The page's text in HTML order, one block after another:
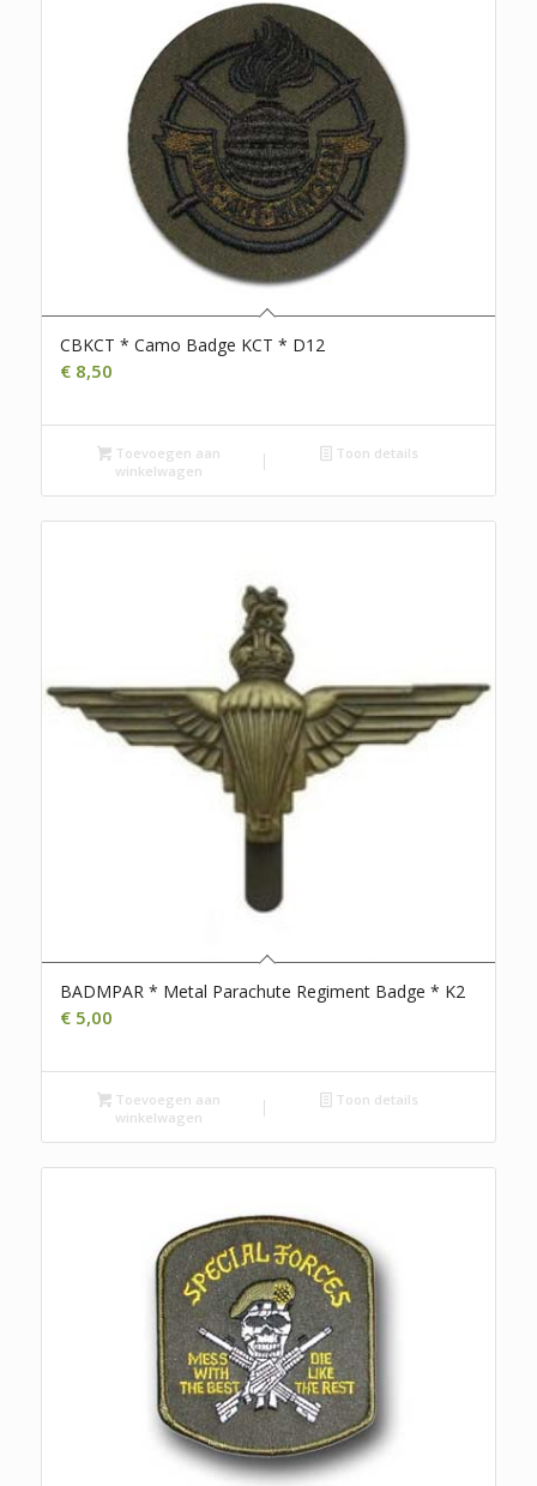
CBKCT * Camo Badge KCT * D12
€8,50
Toevoegen aan
winkelwagen
Toon details
BADMPAR * Metal Parachute Regiment Badge * K2
€5,00
Toevoegen aan
winkelwagen
Toon details